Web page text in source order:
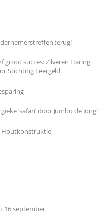
terug!
groot succes: Zilveren Haring
Stichting Leergeld
‘safari’ door Jumbo de Jong!
Houtkonstruktie
16 september